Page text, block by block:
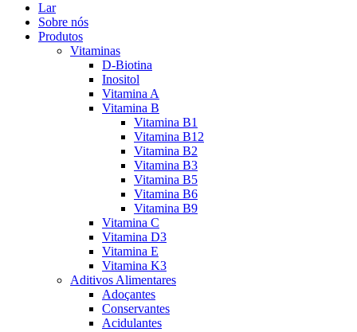
Lar
Sobre nós
Produtos
Vitaminas
D-Biotina
Inositol
Vitamina A
Vitamina B
Vitamina B1
Vitamina B12
Vitamina B2
Vitamina B3
Vitamina B5
Vitamina B6
Vitamina B9
Vitamina C
Vitamina D3
Vitamina E
Vitamina K3
Aditivos Alimentares
Adoçantes
Conservantes
Acidulantes